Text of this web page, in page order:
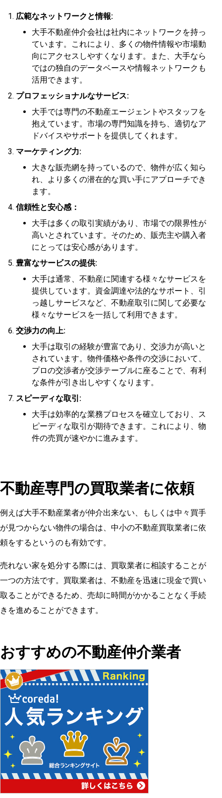
広範なネットワークと情報:
大手不動産仲介会社は社内にネットワークを持っ
ています。これにより、多くの物件情報や市場動
向にアクセスしやすくなります。また、大手なら
ではの独自のデータベースや情報ネットワークも
活用できます。
プロフェッショナルなサービス:
大手では専門の不動産エージェントやスタッフを
抱えています。市場の専門知識を持ち、適切なア
ドバイスやサポートを提供してくれます。
マーケティング力:
大きな販売網を持っているので、物件が広く知ら
れ、より多くの潜在的な買い手にアプローチでき
ます。
信頼性と安心感：
大手は多くの取引実績があり、市場での限界性が
高いとされています。そのため、販売主や購入者
にとっては安心感があります。
豊富なサービスの提供:
大手は通常、不動産に関連する様々なサービスを
提供しています。資金調達や法的なサポート、引
っ越しサービスなど、不動産取引に関して必要な
様々なサービスを一括して利用できます。
交渉力の向上:
大手は取引の経験が豊富であり、交渉力が高いと
されています。物件価格や条件の交渉において、
プロの交渉者が交渉テーブルに座ることで、有利
な条件が引き出しやすくなります。
スピーディな取引:
大手は効率的な業務プロセスを確立しており、ス
ピーディな取引が期待できます。これにより、物
件の売買が速やかに進みます。
不動産専門の買取業者に依頼
例えば大手不動産業者が仲介出来ない、もしくは中々買手
が見つからない物件の場合は、中小の不動産買取業者に依
頼をするというのも有効です。
売れない家を処分する際には、買取業者に相談することが
一つの方法です。買取業者は、不動産を迅速に現金で買い
取ることができるため、売却に時間がかかることなく手続
きを進めることができます。
おすすめの不動産仲介業者